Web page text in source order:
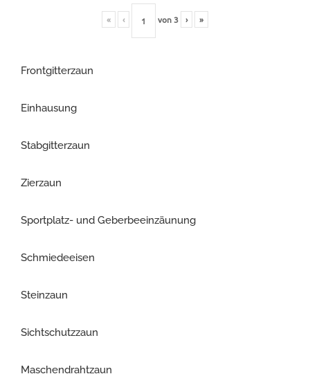
« ‹ von3 › »
Frontgitterzaun
Einhausung
Stabgitterzaun
Zierzaun
Sportplatz- und Geberbeeinzäunung
Schmiedeeisen
Steinzaun
Sichtschutzzaun
Maschendrahtzaun